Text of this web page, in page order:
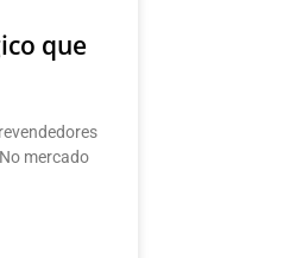
que
mercado